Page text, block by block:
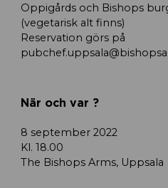
Oppigårds och Bishops
(vegetarisk alt finns)
Reservation görs på
När och var ?
8 september 2022
Kl. 18.00
The Bishops Arms, Uppsala